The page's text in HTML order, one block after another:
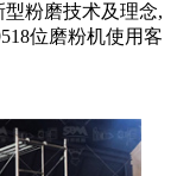
粉磨技术及理念,
位磨粉机使用客